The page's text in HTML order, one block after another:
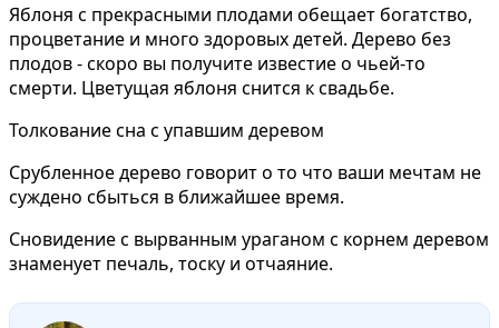
Яблоня с прекрасными плодами обещает богатство,
процветание и много здоровых детей. Дерево без
плодов - скоро вы получите известие о чьей-то
смерти. Цветущая яблоня снится к свадьбе.
Толкование сна с упавшим деревом
Срубленноедерево говорит о то что ваши мечтам не
суждено сбыться в ближайшее время.
Сновидение с вырванным ураганом с корнем деревом
знаменует печаль, тоску и отчаяние.